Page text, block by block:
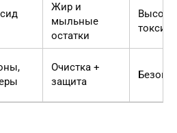
Жир и
мыльные
остатки
Очистка +
защита